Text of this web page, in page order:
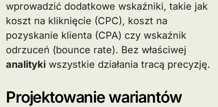
wprowadzić dodatkowe wskaźniki, takie jak
koszt na kliknięcie (CPC), koszt na
pozyskanie klienta (CPA) czy wskaźnik
odrzuceń (bounce rate). Bez właściwej
analityki wszystkie działania tracą precyzję.
Projektowanie wariantów